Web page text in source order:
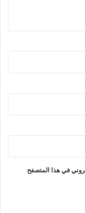
في هذا المتصفح